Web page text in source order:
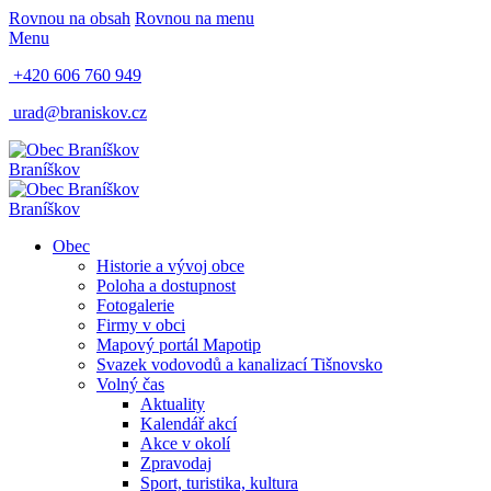
Rovnou na obsah Rovnou na menu
Menu
+420 606 760 949
urad@braniskov.cz
Braníškov
Braníškov
Obec
Historie a vývoj obce
Poloha a dostupnost
Fotogalerie
Firmy v obci
Mapový portál Mapotip
Svazek vodovodů a kanalizací Tišnovsko
Volný čas
Aktuality
Kalendář akcí
Akce v okolí
Zpravodaj
Sport, turistika, kultura